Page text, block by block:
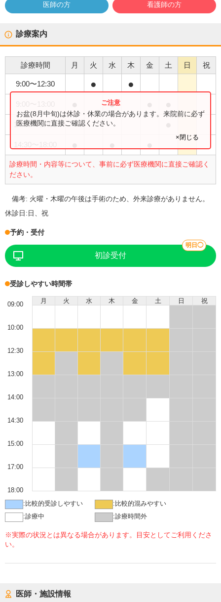
医師の方 看護師の方
診療案内
診療時間 月 火 水 木 金 土 日 祝
9:00〜12:30 ● ●
●
14:00〜17:00
診療時間・内容等について、事前に必ず医療機関に直接ご確認く
ださい。
お盆(8月中旬)は休診・休業の場合があります。来院前に必ず
医療機関に直接ご確認ください。
×閉じる
備考: 火曜・木曜の午後は手術のため、外来診療がありません。
休診日:日、祝
予約・受付
初診受付
明日◯
受診しやすい時間帯
月 火 水 木 金 土 日 祝
09:00
10:00
12:30
13:00
14:00
14:30
15:00
17:00
18:00
: 比較的受診しやすい : 比較的混みやすい
:診療中 :診療時間外
※実際の状況とは異なる場合があります。目安としてご利用くださ
い。
医師・施設情報